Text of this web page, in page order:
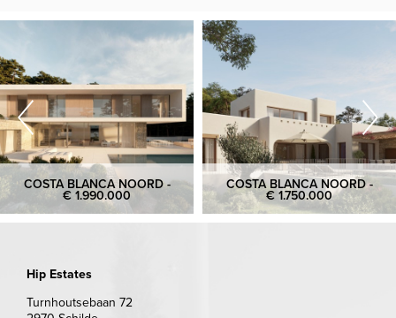
COSTA BLANCA NOORD -
€ 1.990.000
COSTA BLANCA NOORD -
€ 1.750.000
Hip Estates
Turnhoutsebaan 72